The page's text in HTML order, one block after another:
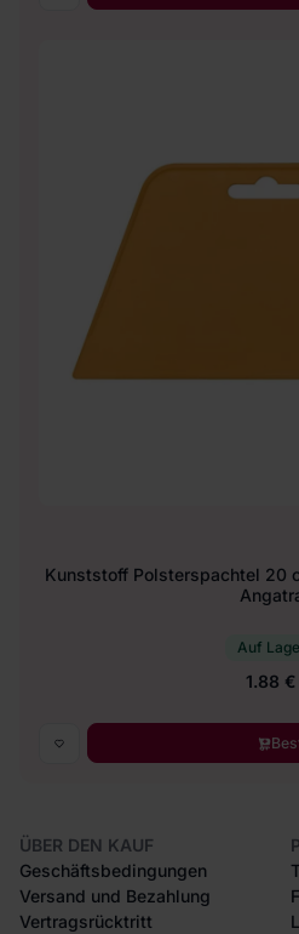
Kunststoff Polsterspachtel 20
Auf
1.88 €
ÜBER DEN KAUF
Geschäftsbedingungen
Versand und Bezahlung
Vertragsrücktritt